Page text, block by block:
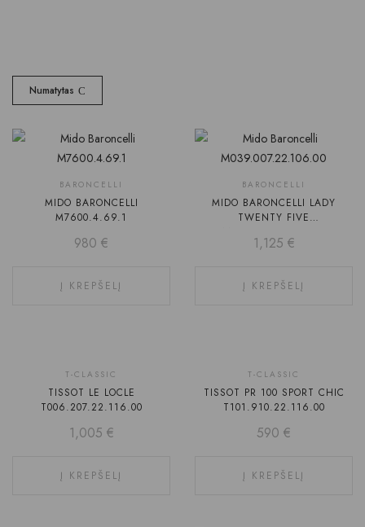
Numatytas
BARONCELLI
MIDO BARONCELLI
M7600.4.69.1
980 €
Į KREPŠELĮ
BARONCELLI
MIDO BARONCELLI LADY
TWENTY FIVE
1,125 €
Į KREPŠELĮ
T-CLASSIC
TISSOT LE LOCLE
T006.207.22.116.00
1,005 €
Į KREPŠELĮ
T-CLASSIC
TISSOT PR 100 SPORT CHIC
T101.910.22.116.00
590 €
Į KREPŠELĮ